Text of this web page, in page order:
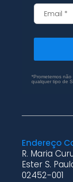
*Prometemos
qualquer tipo de
Endereço
R. Maria
Ester S.
02452-001